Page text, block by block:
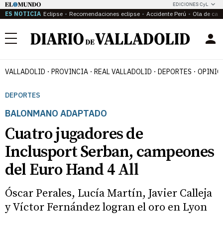
EDICIONES CyL
ES NOTICIA Eclipse Recomendaciones eclipse Accidente Perú Ola de
Menú
VALLADOLID PROVINCIA REAL VALLADOLID DEPORTES
DEPORTES
BALONMANO ADAPTADO
Cuatro jugadores de
Inclusport Serban, campeones
del Euro Hand 4 All
Óscar Perales, Lucía Martín, Javier Calleja
y Víctor Fernández logran el oro en Lyon